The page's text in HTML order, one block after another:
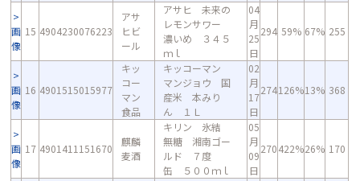
画
像
15 4904230076223
アサ
ヒビ
ール
アサヒ 未来の
レモンサワー
濃いめ ３４５
ｍｌ
04
月
25
日
294 59% 67% 255
画
像
16 4901515015977
キッ
コー
マン
食品
キッコーマン
マンジョウ 国
産米 本みり
ん １Ｌ
02
月
17
日
274126%13% 368
画
像
17 4901411151670
麒麟
麦酒
キリン 氷結
無糖 湘南ゴー
ルド ７度
缶 ５００ｍｌ
05
月
09
日
270422%26% 170